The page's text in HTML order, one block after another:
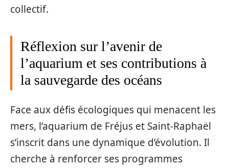
collectif.
Réflexion sur l’avenir de
l’aquarium et ses contributions à
la sauvegarde des océans
Face aux défis écologiques qui menacent les
mers, l’aquarium de Fréjus et Saint-Raphaël
s’inscrit dans une dynamique d’évolution. Il
cherche à renforcer ses programmes